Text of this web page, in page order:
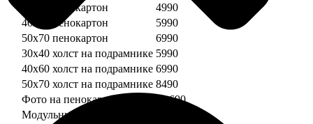
30х40 пенокартон
4990
40х60 пенокартон
5990
50х70 пенокартон
6990
30х40 холст на подрамнике 5990
40х60 холст на подрамнике 6990
50х70 холст на подрамнике 8490
Фото на пенокартоне
от 690
Модульный пенокартон